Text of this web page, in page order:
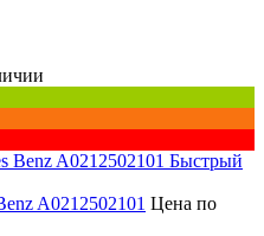
Быстрый
A0212502101 Цена по